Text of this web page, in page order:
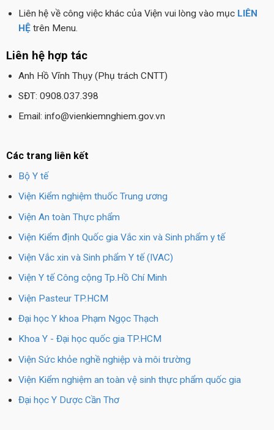
Liên hệ về công việc khác của Viện vui lòng vào mục LIÊN
HỆtrên Menu.
Liên hệ hợp tác
Anh Hồ Vĩnh Thụy (Phụ trách CNTT)
SĐT: 0908.037.398
Email: info@vienkiemnghiem.gov.vn
Các trang liên kết
Bộ Y tế
Viện Kiểm nghiệm thuốc Trung ương
Viện An toàn Thực phẩm
Viện Kiểm định Quốc gia Vắc xin và Sinh phẩm y tế
Viện Vắc xin và Sinh phẩm Y tế (IVAC)
Viện Y tế Công cộng Tp.Hồ Chí Minh
Viện Pasteur TP.HCM
Đại học Y khoa Phạm Ngọc Thạch
Khoa Y - Đại học quốc gia TP.HCM
Viện Sức khỏe nghề nghiệp và môi trường
Viện Kiểm nghiệm an toàn vệ sinh thực phẩm quốc gia
Đại học Y Dược Cần Thơ